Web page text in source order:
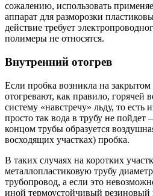
сожалению, использовать
аппарат для разморозки
действие требует
полимеры не относятся.
Внутренний отогрев
Если пробка возникла на закрытом
отогревают, как правило, горячей
систему «навстречу» льду, то есть
просто так вода в трубу не
концом трубы образуется
восходящих участках) пробка.
В таких случаях на коротких
металлопластиковую трубу
трубопровод, а если это
иной термоустойчивый резиновый